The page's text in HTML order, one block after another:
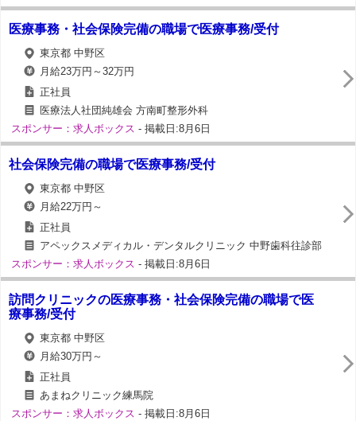
医療事務・社会保険完備の職場で医療事務/受付
東京都 中野区
月給23万円～32万円
正社員
医療法人社団純雄会 方南町整形外科
スポンサー：求人ボックス - 掲載日:8月6日
社会保険完備の職場で医療事務/受付
東京都 中野区
月給22万円～
正社員
アペックスメディカル・デンタルクリニック 中野歯科往診部
スポンサー：求人ボックス - 掲載日:8月6日
訪問クリニックの医療事務・社会保険完備の職場で医
療事務/受付
東京都 中野区
月給30万円～
正社員
あまねクリニック練馬院
スポンサー：求人ボックス - 掲載日:8月6日